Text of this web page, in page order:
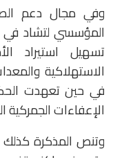
وفي مجال دعم
المؤسسي لتشاد في
تسهيل استيراد
الاستهلاكية
في حين تعهدت
الإعفاءات الجمركية
وتنص المذكرة كذلك